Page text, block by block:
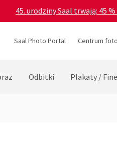
45. urodziny Saal trwają: 45
Saal Photo Portal Centrum
Odbitki Plakaty /